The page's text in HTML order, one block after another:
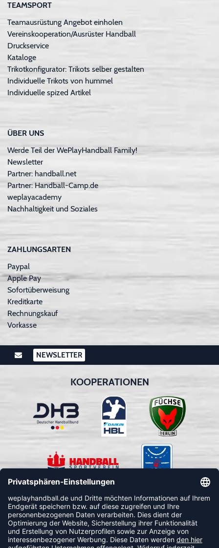
TEAMSPORT
Teamausrüstung Angebot einholen
Vereinskooperation/Ausrüster Handball
Druckservice
Kataloge
Trikotkonfigurator: Trikots selber gestalten
Individuelle Trikots von hummel
Individuelle spized Artikel
ÜBER UNS
Werde Teil der WePlayHandball Family!
Newsletter
Partner: handball.net
Partner: Handball-Camp.de
weplayacademy
Nachhaltigkeit und Soziales
ZAHLUNGSARTEN
Paypal
Apple Pay
Sofortüberweisung
Kreditkarte
Rechnungskauf
Vorkasse
NEWSLETTER
KOOPERATIONEN
FOLLOW US